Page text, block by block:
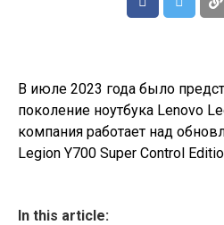
В июле 2023 года было
поколение ноутбука Lenovo
компания работает над
Legion Y700 Super Control
In this article: